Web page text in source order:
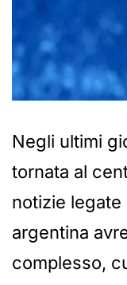
Negli ultimi
tornata al
notizie legate
argentina
complesso,